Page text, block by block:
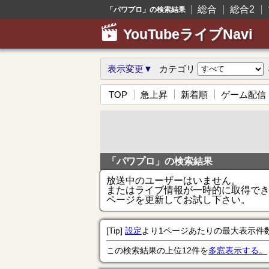
「パワプロ」の検索結果 総合 総合2
YouTubeライブNavi
表示変更▼ カテゴリ
TOP 急上昇 新着順 ゲーム配信
「パワプロ」の検索結果
放送中のユーザーはいません。
またはライブ情報が一時的に取得で
ページを更新してお試し下さい。
[Tip] 設定より1ページあたりの最大表示件
この検索結果の上位12件を多窓表示する。